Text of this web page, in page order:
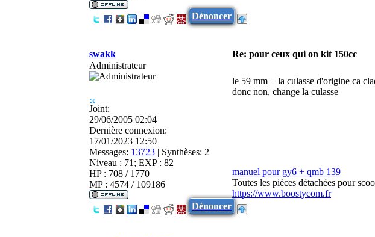
Dénoncer
swakk Re: pour ceux qui on kit 150cc
Administrateur
Joint:
29/06/2005 02:04
Dernière connexion:
17/01/2023 12:50
Messages: 13723 | Synthèses: 2
Niveau : 71; EXP : 82
HP : 708 / 1770
MP : 4574 / 109186
le 59 mm + la culasse d'origine ca
donc non, change la culasse
manuel pour gy6 + qmb 139
Toutes les pièces détachées pour
https://www.boostycom.fr
Dénoncer